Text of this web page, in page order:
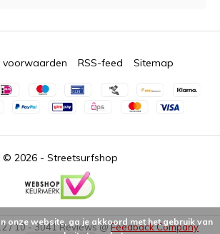
© 2026 - Streetsurfshop
voorwaarden RSS-feed Sitemap
/10-3041Reviews @Feedback Company
onze website, ga je akkoord met het gebruik van